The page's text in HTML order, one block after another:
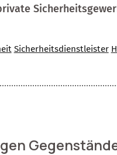
Sicherheitsdienstleister